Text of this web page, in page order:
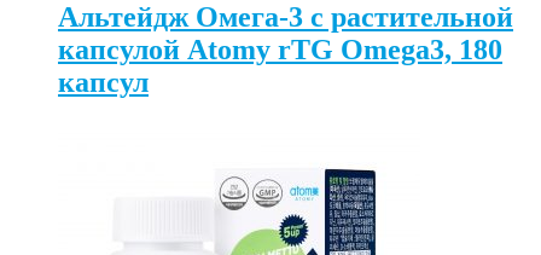
Альтейдж Омега-3 с растительной
капсулой Atomy rTG Omega3, 180
капсул